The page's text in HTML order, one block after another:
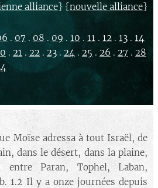
alliance} {nouvelle alliance}
. 07 . 08 . 09 . 10 . 11 . 12 . 13 . 14
. 21 . 22 . 23. 24 . 25 . 26 . 27 . 28
Moïse adressa à tout Israël, de
dans le désert, dans la plaine,
Paran, Tophel, Laban,
1.2 Il y a onze journées depuis